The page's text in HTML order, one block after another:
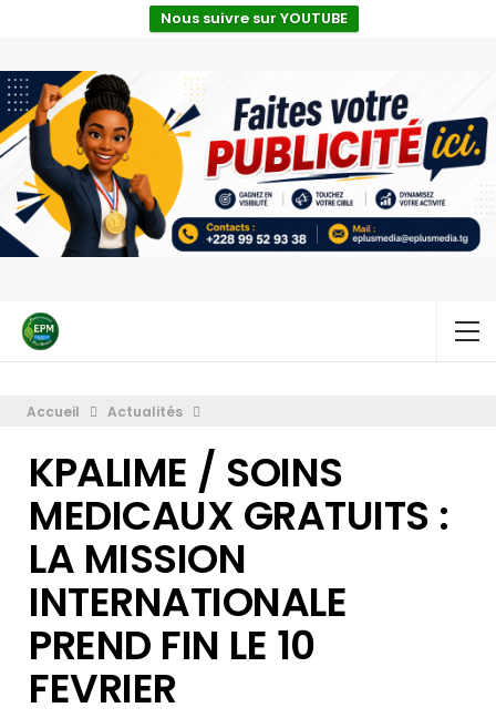
Nous suivre sur YOUTUBE
Accueil Actualités
KPALIME / SOINS
MEDICAUX GRATUITS :
LA MISSION
INTERNATIONALE
PREND FIN LE 10
FEVRIER